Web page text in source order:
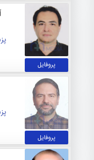
پروفایل
پروفایل